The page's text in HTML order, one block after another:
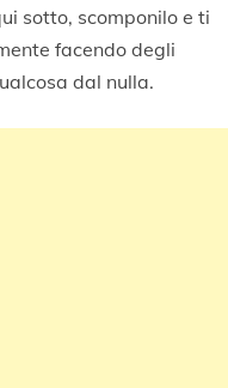
sotto, scomponilo e ti
facendo degli
dal nulla.